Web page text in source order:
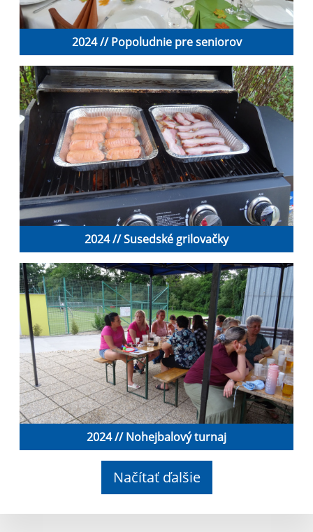
2024 // Popoludnie pre seniorov
2024 // Susedské grilovačky
2024 // Nohejbalový turnaj
Načítať ďalšie